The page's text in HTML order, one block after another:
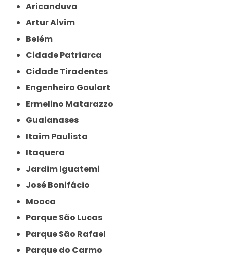
Aricanduva
Artur Alvim
Belém
Cidade Patriarca
Cidade Tiradentes
Engenheiro Goulart
Ermelino Matarazzo
Guaianases
Itaim Paulista
Itaquera
Jardim Iguatemi
José Bonifácio
Mooca
Parque São Lucas
Parque São Rafael
Parque do Carmo